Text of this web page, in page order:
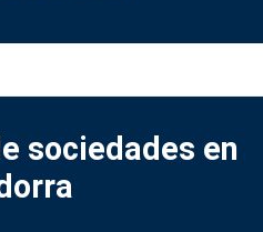
sociedades en